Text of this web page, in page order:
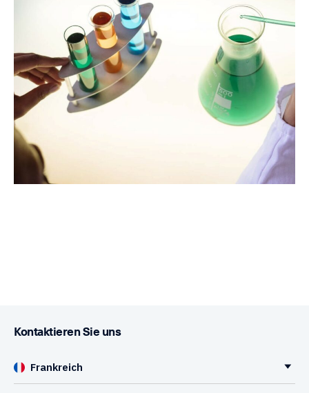
Kontaktieren Sie uns
Frankreich